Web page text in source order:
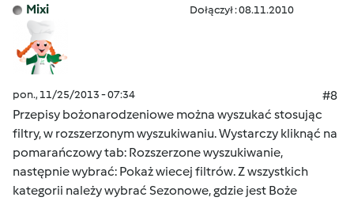
Mixi Dołączył : 08.11.2010
pon., 11/25/2013 - 07:34
#8
Przepisy bożonarodzeniowe można wyszukać stosując
filtry, w rozszerzonym wyszukiwaniu. Wystarczy kliknąć na
pomarańczowy tab: Rozszerzone wyszukiwanie,
następnie wybrać: Pokaż wiecej filtrów. Z wszystkich
kategorii należy wybrać Sezonowe, gdzie jest Boże